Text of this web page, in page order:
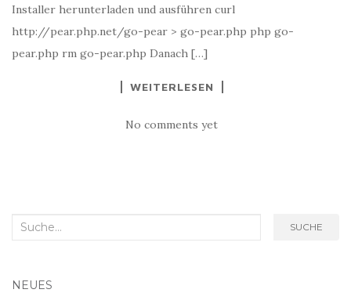
Installer herunterladen und ausführen curl
http://pear.php.net/go-pear > go-pear.php php go-
pear.php rm go-pear.php Danach […]
WEITERLESEN
No comments yet
Search
SUCHE
NEUES